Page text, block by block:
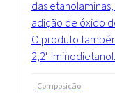
das
adição de óxido
O produto
2,2'-
Composição